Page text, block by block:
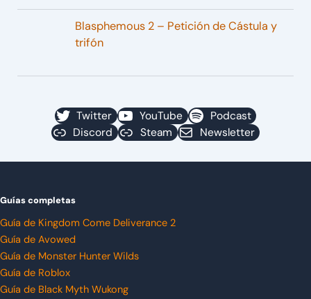
Blasphemous 2 – Petición de Cástula y
trifón
Twitter YouTube
Podcast
Discord
Steam Newsletter
Guías completas
Guía de Kingdom Come Deliverance 2
Guía de Avowed
Guía de Monster Hunter Wilds
Guía de Roblox
Guía de Black Myth Wukong